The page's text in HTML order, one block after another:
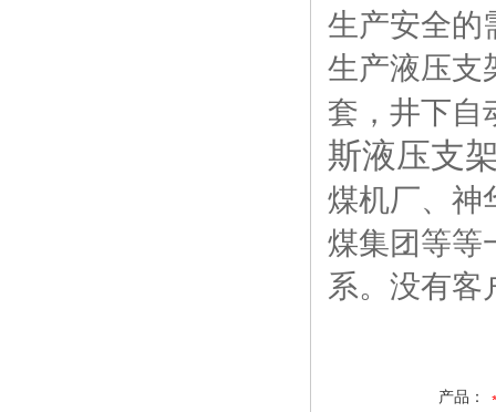
生产安全
生产液压支
套，井下自
斯液压支
煤机厂、神
煤集团等等
系。没有客
产品：